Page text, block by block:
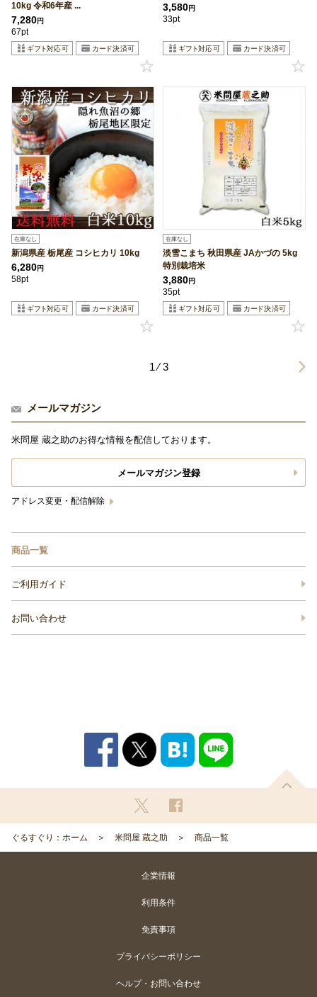
10kg 令和6年産 ...
7,280円
67pt
3,580円
33pt
在庫なし
新潟県産 栃尾産 コシヒカリ 10kg
6,280円
58pt
在庫なし
淡雪こまち 秋田県産 JAかづの 5kg
特別栽培米
3,880円
35pt
1 ⁄ 3
メールマガジン
米問屋 蔵之助のお得な情報を配信しております。
メールマガジン登録
アドレス変更・配信解除
商品一覧
ご利用ガイド
お問い合わせ
ぐるすぐり：ホーム 米問屋 蔵之助 商品一覧
企業情報
利用条件
免責事項
プライバシーポリシー
ヘルプ・お問い合わせ